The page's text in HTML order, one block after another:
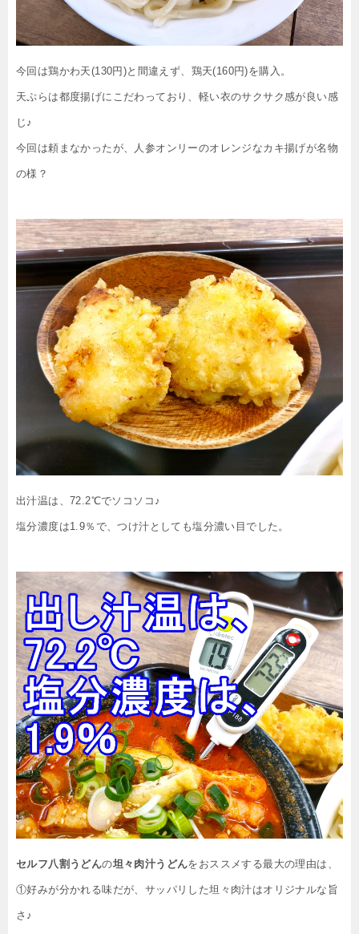
今回は鶏かわ天(130円)と間違えず、鶏天(160円)を購入。
天ぷらは都度揚げにこだわっており、軽い衣のサクサク感が良い感
じ♪
今回は頼まなかったが、人参オンリーのオレンジなカキ揚げが名物
の様？
出汁温は、72.2℃でソコソコ♪
塩分濃度は1.9％で、つけ汁としても塩分濃い目でした。
セルフ八割うどんの坦々肉汁うどんをおススメする最大の理由は、
①好みが分かれる味だが、サッパリした坦々肉汁はオリジナルな旨
さ♪